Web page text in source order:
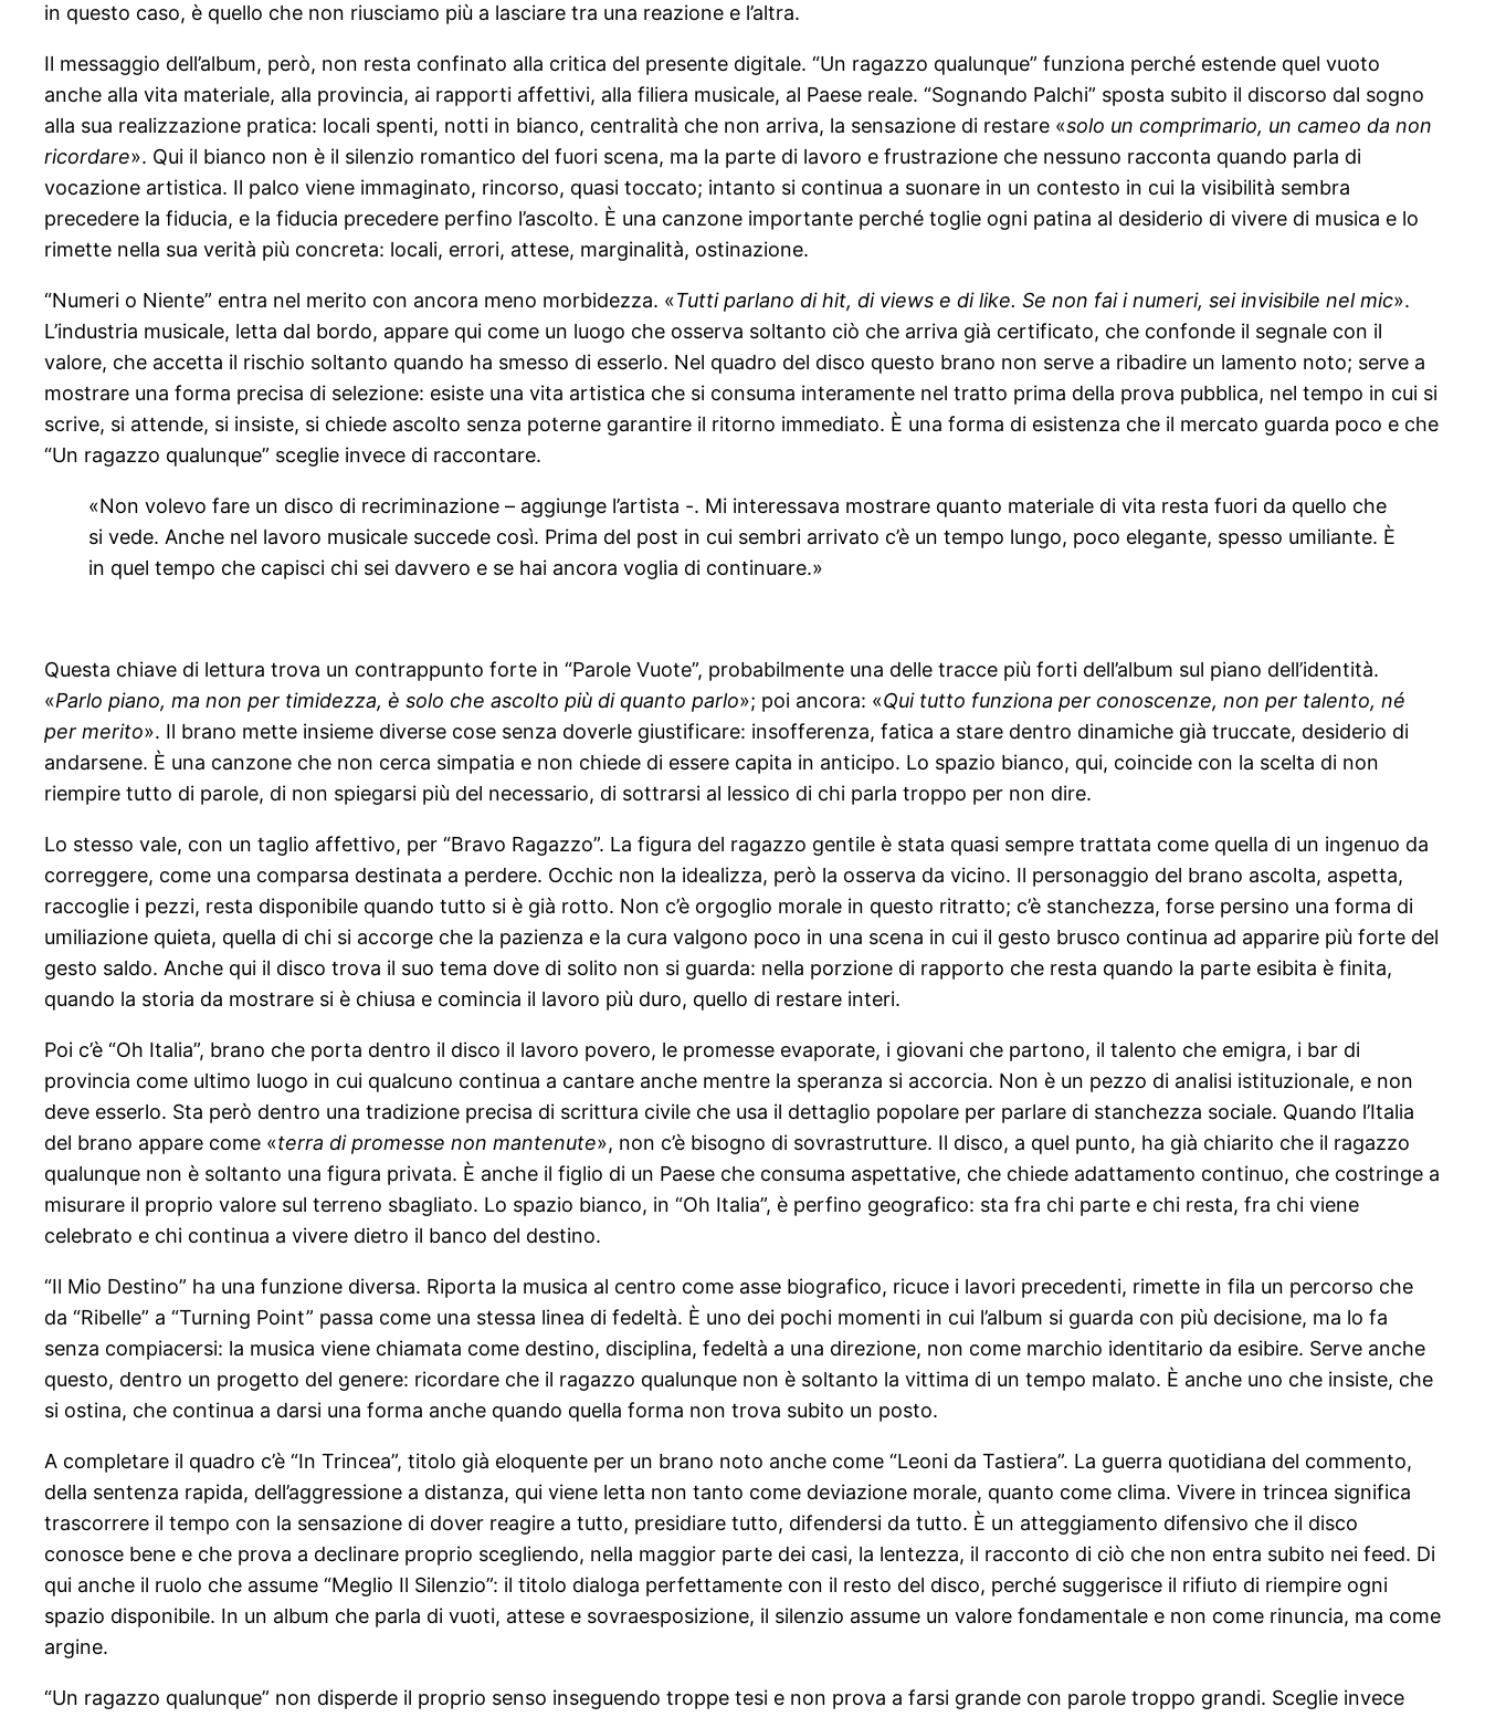
in questo caso, è quello che non riusciamo più a lasciare tra una reazione e l’altra.
Il messaggio dell’album, però, non resta confinato alla critica del presente digitale. “Un ragazzo qualunque” funziona perché estende quel vuoto
anche alla vita materiale, alla provincia, ai rapporti affettivi, alla filiera musicale, al Paese reale. “Sognando Palchi” sposta subito il discorso dal sogno
alla sua realizzazione pratica: locali spenti, notti in bianco, centralità che non arriva, la sensazione di restare «solo un comprimario, un cameo da non
ricordare». Qui il bianco non è il silenzio romantico del fuori scena, ma la parte di lavoro e frustrazione che nessuno racconta quando parla di
vocazione artistica. Il palco viene immaginato, rincorso, quasi toccato; intanto si continua a suonare in un contesto in cui la visibilità sembra
precedere la fiducia, e la fiducia precedere perfino l’ascolto. È una canzone importante perché toglie ogni patina al desiderio di vivere di musica e lo
rimette nella sua verità più concreta: locali, errori, attese, marginalità, ostinazione.
“Numeri o Niente” entra nel merito con ancora meno morbidezza. «Tutti parlano di hit, di views e di like. Se non fai i numeri, sei invisibile nel mic».
L’industria musicale, letta dal bordo, appare qui come un luogo che osserva soltanto ciò che arriva già certificato, che confonde il segnale con il
valore, che accetta il rischio soltanto quando ha smesso di esserlo. Nel quadro del disco questo brano non serve a ribadire un lamento noto; serve a
mostrare una forma precisa di selezione: esiste una vita artistica che si consuma interamente nel tratto prima della prova pubblica, nel tempo in cui si
scrive, si attende, si insiste, si chiede ascolto senza poterne garantire il ritorno immediato. È una forma di esistenza che il mercato guarda poco e che
“Un ragazzo qualunque” sceglie invece di raccontare.
«Non volevo fare un disco di recriminazione – aggiunge l’artista -. Mi interessava mostrare quanto materiale di vita resta fuori da quello che
si vede. Anche nel lavoro musicale succede così. Prima del post in cui sembri arrivato c’è un tempo lungo, poco elegante, spesso umiliante. È
in quel tempo che capisci chi sei davvero e se hai ancora voglia di continuare.»
Questa chiave di lettura trova un contrappunto forte in “Parole Vuote”, probabilmente una delle tracce più forti dell’album sul piano dell’identità.
«Parlo piano, ma non per timidezza, è solo che ascolto più di quanto parlo»; poi ancora: «Qui tutto funziona per conoscenze, non per talento, né
per merito». Il brano mette insieme diverse cose senza doverle giustificare: insofferenza, fatica a stare dentro dinamiche già truccate, desiderio di
andarsene. È una canzone che non cerca simpatia e non chiede di essere capita in anticipo. Lo spazio bianco, qui, coincide con la scelta di non
riempire tutto di parole, di non spiegarsi più del necessario, di sottrarsi al lessico di chi parla troppo per non dire.
Lo stesso vale, con un taglio affettivo, per “Bravo Ragazzo”. La figura del ragazzo gentile è stata quasi sempre trattata come quella di un ingenuo da
correggere, come una comparsa destinata a perdere. Occhic non la idealizza, però la osserva da vicino. Il personaggio del brano ascolta, aspetta,
raccoglie i pezzi, resta disponibile quando tutto si è già rotto. Non c’è orgoglio morale in questo ritratto; c’è stanchezza, forse persino una forma di
umiliazione quieta, quella di chi si accorge che la pazienza e la cura valgono poco in una scena in cui il gesto brusco continua ad apparire più forte del
gesto saldo. Anche qui il disco trova il suo tema dove di solito non si guarda: nella porzione di rapporto che resta quando la parte esibita è finita,
quando la storia da mostrare si è chiusa e comincia il lavoro più duro, quello di restare interi.
Poi c’è “Oh Italia”, brano che porta dentro il disco il lavoro povero, le promesse evaporate, i giovani che partono, il talento che emigra, i bar di
provincia come ultimo luogo in cui qualcuno continua a cantare anche mentre la speranza si accorcia. Non è un pezzo di analisi istituzionale, e non
deve esserlo. Sta però dentro una tradizione precisa di scrittura civile che usa il dettaglio popolare per parlare di stanchezza sociale. Quando l’Italia
del brano appare come «terra di promesse non mantenute», non c’è bisogno di sovrastrutture. Il disco, a quel punto, ha già chiarito che il ragazzo
qualunque non è soltanto una figura privata. È anche il figlio di un Paese che consuma aspettative, che chiede adattamento continuo, che costringe a
misurare il proprio valore sul terreno sbagliato. Lo spazio bianco, in “Oh Italia”, è perfino geografico: sta fra chi parte e chi resta, fra chi viene
celebrato e chi continua a vivere dietro il banco del destino.
“Il Mio Destino” ha una funzione diversa. Riporta la musica al centro come asse biografico, ricuce i lavori precedenti, rimette in fila un percorso che
da “Ribelle” a “Turning Point” passa come una stessa linea di fedeltà. È uno dei pochi momenti in cui l’album si guarda con più decisione, ma lo fa
senza compiacersi: la musica viene chiamata come destino, disciplina, fedeltà a una direzione, non come marchio identitario da esibire. Serve anche
questo, dentro un progetto del genere: ricordare che il ragazzo qualunque non è soltanto la vittima di un tempo malato. È anche uno che insiste, che
si ostina, che continua a darsi una forma anche quando quella forma non trova subito un posto.
A completare il quadro c’è “In Trincea”, titolo già eloquente per un brano noto anche come “Leoni da Tastiera”. La guerra quotidiana del commento,
della sentenza rapida, dell’aggressione a distanza, qui viene letta non tanto come deviazione morale, quanto come clima. Vivere in trincea significa
trascorrere il tempo con la sensazione di dover reagire a tutto, presidiare tutto, difendersi da tutto. È un atteggiamento difensivo che il disco
conosce bene e che prova a declinare proprio scegliendo, nella maggior parte dei casi, la lentezza, il racconto di ciò che non entra subito nei feed. Di
qui anche il ruolo che assume “Meglio Il Silenzio”: il titolo dialoga perfettamente con il resto del disco, perché suggerisce il rifiuto di riempire ogni
spazio disponibile. In un album che parla di vuoti, attese e sovraesposizione, il silenzio assume un valore fondamentale e non come rinuncia, ma come
argine.
“Un ragazzo qualunque” non disperde il proprio senso inseguendo troppe tesi e non prova a farsi grande con parole troppo grandi. Sceglie invece